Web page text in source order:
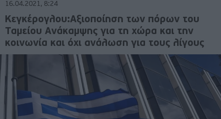
16.04.2021, 8:24
Κεγκέρογλου:Αξιοποίηση των πόρων του
Ταμείου Ανάκαμψης για τη χώρα και την
κοινωνία και όχι ανάλωση για τους λίγους